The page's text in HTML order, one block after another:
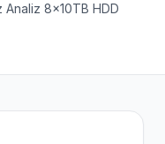
8x10TB HDD